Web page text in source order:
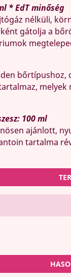
* EdT minőség
nélküli,
gátolja a
100 ml
ajánlott,
tartalma